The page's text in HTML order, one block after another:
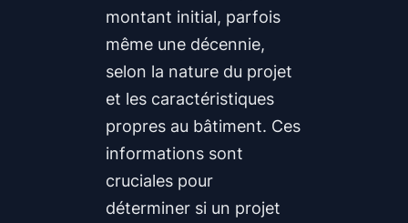
montant initial, parfois
même une décennie,
selon la nature du projet
et les caractéristiques
propres au bâtiment. Ces
informations sont
cruciales pour
déterminer si un projet